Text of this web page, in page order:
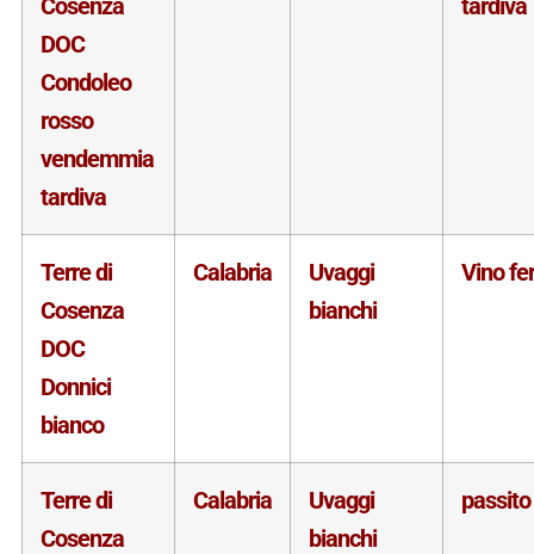
DOC
Condoleo
rosso
vendemmia
tardiva
Terre di
Cosenza
DOC
Donnici
bianco
Calabria
Uvaggi
bianchi
Vino
Terre di
Cosenza
Calabria
Uvaggi
bianchi
passito